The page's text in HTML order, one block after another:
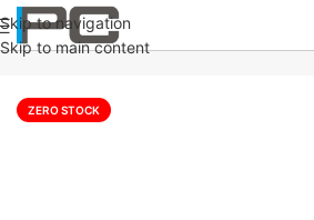
Skip to navigation
Skip to main content
Accueil périphériques
ZERO STOCK